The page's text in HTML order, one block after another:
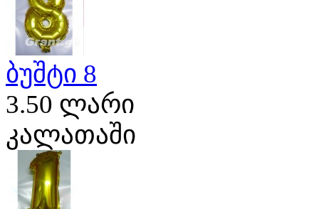
ბუშტი 8
3.50 ლარი
კალათაში